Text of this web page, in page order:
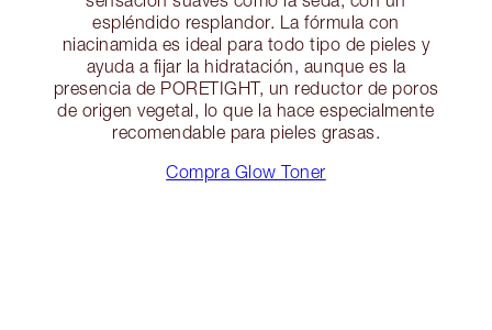
espléndido resplandor. La fórmula con
niacinamida es ideal para todo tipo de pieles y
ayuda a fijar la hidratación, aunque es la
presencia de PORETIGHT, un reductor de poros
de origen vegetal, lo que la hace especialmente
recomendable para pieles grasas.
Compra Glow Toner